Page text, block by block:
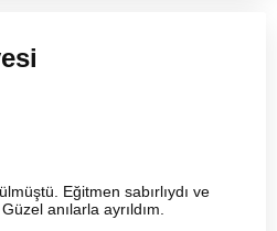
Eğitmen sabırlıydı ve
anılarla ayrıldım.